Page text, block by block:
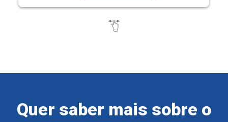
Quer saber mais sobre o